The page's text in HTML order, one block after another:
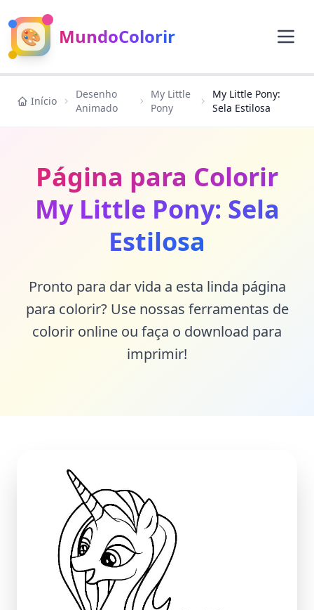
🎨 MundoColorir
Início
Desenho
Animado
My Little
Pony
My Little Pony:
Sela Estilosa
Página para Colorir
My Little Pony: Sela
Estilosa
Pronto para dar vida a esta linda página
para colorir? Use nossas ferramentas de
colorir online ou faça o download para
imprimir!